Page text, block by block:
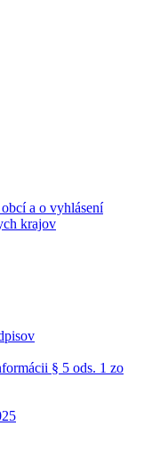
a o vyhlásení
krajov
§ 5 ods. 1 zo